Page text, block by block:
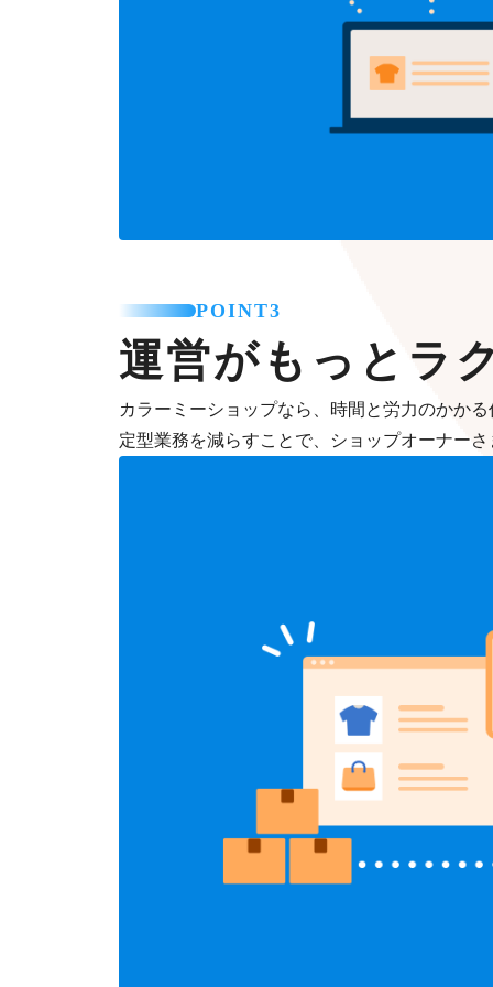
POINT3
運営がもっとラ
カラーミーショップなら、時間と労力のかか
定型業務を減らすことで、ショップオーナー